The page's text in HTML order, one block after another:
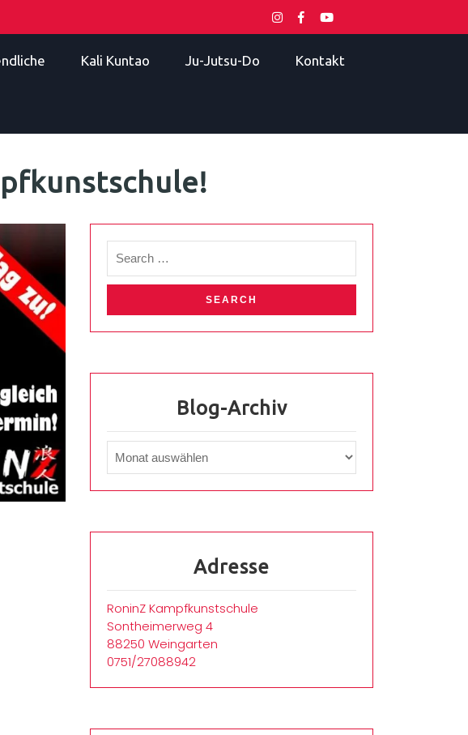
Kali Kuntao Ju-Jutsu-Do Kontakt
Blog-Archiv
Adresse
RoninZ Kampfkunstschule
Sontheimerweg 4
88250 Weingarten
0751/27088942